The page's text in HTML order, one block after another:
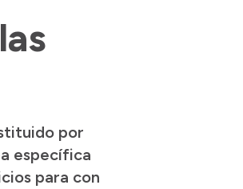
por
específica
para con